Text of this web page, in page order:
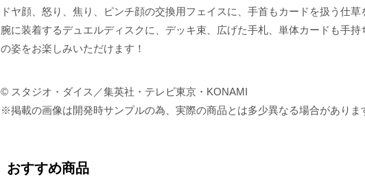
ドヤ顔、怒り、焦り、ピンチ顔の交換用フェイスに、手首もカードを扱う仕草
腕に装着するデュエルディスクに、デッキ束、広げた手札、単体カードも手
の姿をお楽しみいただけます！
© スタジオ・ダイス／集英社・テレビ東京・KONAMI
※掲載の画像は開発時サンプルの為、実際の商品とは多少異なる場合がありま
おすすめ商品